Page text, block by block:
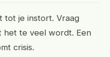
tot je instort. Vraag
het te veel wordt. Een
crisis.